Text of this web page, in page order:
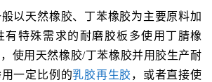
以天然橡胶、丁苯橡胶为主要原料加
有特殊需求的耐磨胶板多使用丁腈橡
使用天然橡胶/丁苯橡胶并用胶生产耐
一定比例的乳胶再生胶，或者直接使